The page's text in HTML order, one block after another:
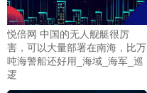
悦倍网 中国的无人舰艇很厉
害，可以大量部署在南海，比万
吨海警船还好用_海域_海军_巡
逻